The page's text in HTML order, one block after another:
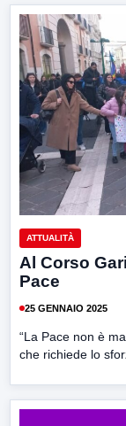
ATTUALITÀ
Al Corso
Pace
25 GENNAIO 2025
“La Pace non è
che richiede lo